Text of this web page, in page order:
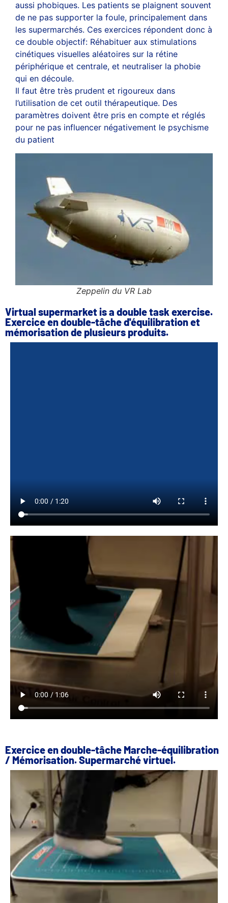
aussi phobiques. Les patients se plaignent souvent
de ne pas supporter la foule, principalement dans
les supermarchés. Ces exercices répondent donc à
ce double objectif: Réhabituer aux stimulations
cinétiques visuelles aléatoires sur la rétine
périphérique et centrale, et neutraliser la phobie
qui en découle.
Il faut être très prudent et rigoureux dans
l’utilisation de cet outil thérapeutique. Des
paramètres doivent être pris en compte et réglés
pour ne pas influencer négativement le psychisme
du patient
Zeppelin du VR Lab
Virtual supermarket is a double task exercise.
Exercice en double-tâche d'équilibration et
mémorisation de plusieurs produits.
Exercice en double-tâche Marche-équilibration
/ Mémorisation. Supermarché virtuel.